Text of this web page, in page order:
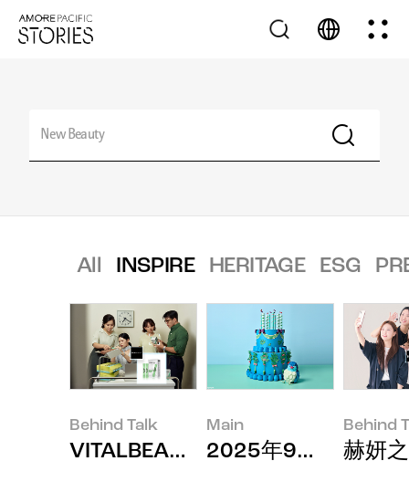
All INSPIRE HERITAGE ESG
Behind Talk
VITALBEAUTIE “SUPER CICA
Main
2025年9月印象
Behind
赫妍